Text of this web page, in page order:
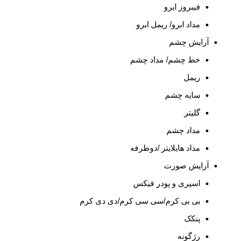
فیبروز ابرو
مداد ابرو/ ریمل ابرو
آرایش چشم
خط چشم/ مداد چشم
ریمل
سایه چشم
گلیتر
مداد چشم
مداد هایلایتر /دوطرفه
آرایش صورت
اسپری و پودر فیکس
بی بی کرم/سی سی کرم/دی دی کرم
پنکک
رژگونه